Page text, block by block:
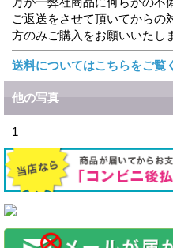
ご返送をさせて頂いてからの
方のみご購入をお願いいたし
送料についてはこちらをご覧
他の写真
1